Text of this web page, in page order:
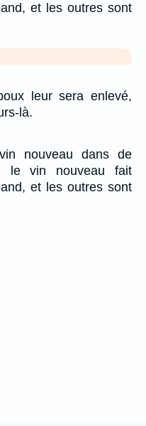
et les outres sont
leur sera enlevé,
là.
nouveau dans de
le vin nouveau fait
et les outres sont